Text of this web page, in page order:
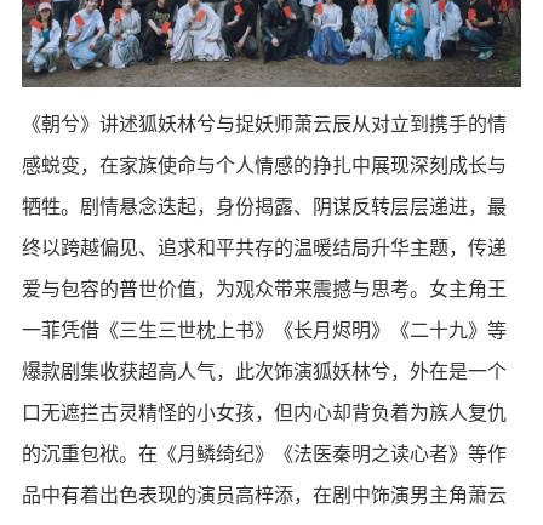
《朝兮》讲述狐妖林兮与捉妖师萧云辰从对立到携手的情
感蜕变，在家族使命与个人情感的挣扎中展现深刻成长与
牺牲。剧情悬念迭起，身份揭露、阴谋反转层层递进，最
终以跨越偏见、追求和平共存的温暖结局升华主题，传递
爱与包容的普世价值，为观众带来震撼与思考。女主角王
一菲凭借《三生三世枕上书》《长月烬明》《二十九》等
爆款剧集收获超高人气，此次饰演狐妖林兮，外在是一个
口无遮拦古灵精怪的小女孩，但内心却背负着为族人复仇
的沉重包袱。在《月鳞绮纪》《法医秦明之读心者》等作
品中有着出色表现的演员高梓添，在剧中饰演男主角萧云